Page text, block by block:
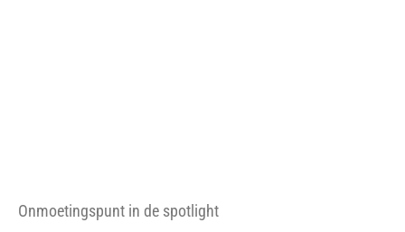
aanbod is breed: van taallessen en naailessen tot